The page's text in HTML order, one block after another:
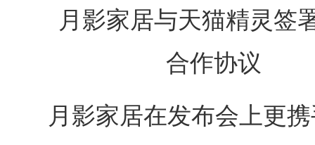
月影家居与天猫精灵签
合作协议
月影家居在发布会上更携